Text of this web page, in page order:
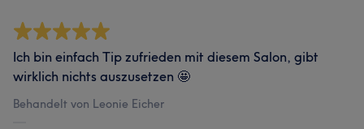
Ich bin einfach Tip zufrieden mit diesem Salon, gibt
wirklich nichts auszusetzen 🤩
Behandelt von Leonie Eicher